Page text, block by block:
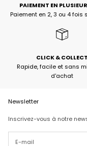
PAIEMENT EN
Paiement en 2, 3 ou 4 fois
CLICK & COLLECT
Rapide, facile et sans
d'achat
Newsletter
Inscrivez-vous à notre